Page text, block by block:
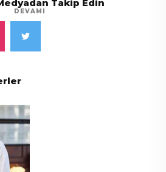
DEVAMI
Takip Edin